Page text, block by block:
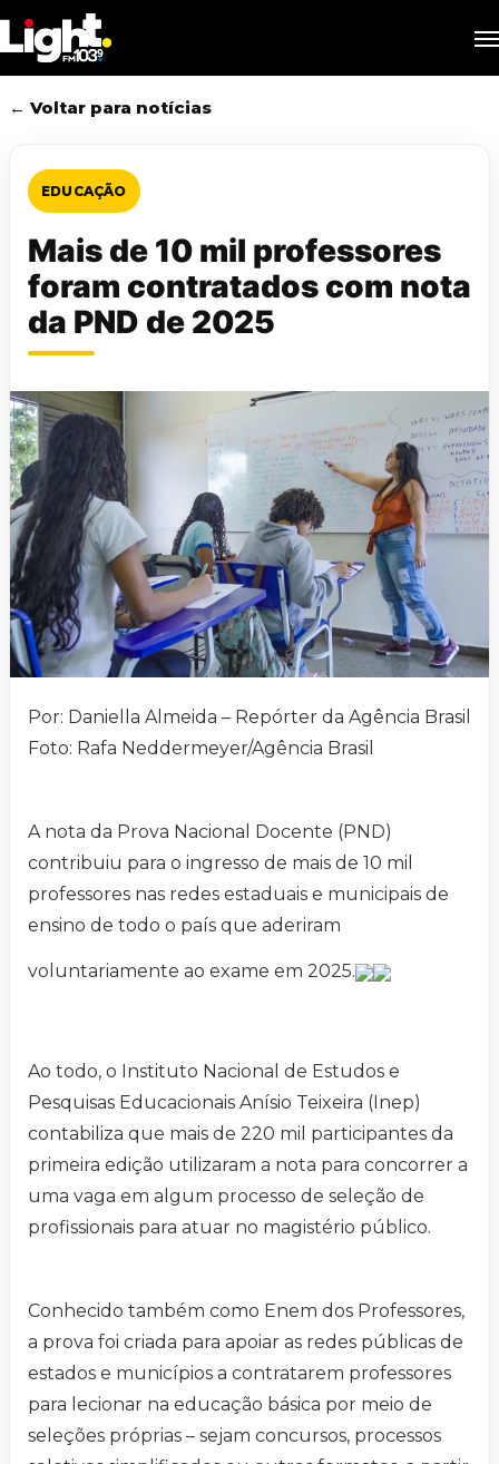
to
main
content
← Voltar para notícias
EDUCAÇÃO
Mais de 10 mil professores
foram contratados com nota
da PND de 2025
Por: Daniella Almeida – Repórter da Agência Brasil
Foto: Rafa Neddermeyer/Agência Brasil
A nota da Prova Nacional Docente (PND)
contribuiu para o ingresso de mais de 10 mil
professores nas redes estaduais e municipais de
ensino de todo o país que aderiram
voluntariamente ao exame em 2025.
Ao todo, o Instituto Nacional de Estudos e
Pesquisas Educacionais Anísio Teixeira (Inep)
contabiliza que mais de 220 mil participantes da
primeira edição utilizaram a nota para concorrer a
uma vaga em algum processo de seleção de
profissionais para atuar no magistério público.
Conhecido também como Enem dos Professores,
a prova foi criada para apoiar as redes públicas de
estados e municípios a contratarem professores
para lecionar na educação básica por meio de
seleções próprias – sejam concursos, processos